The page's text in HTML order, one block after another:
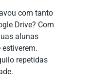
com tanto
Drive? Com
alunas
repetidas